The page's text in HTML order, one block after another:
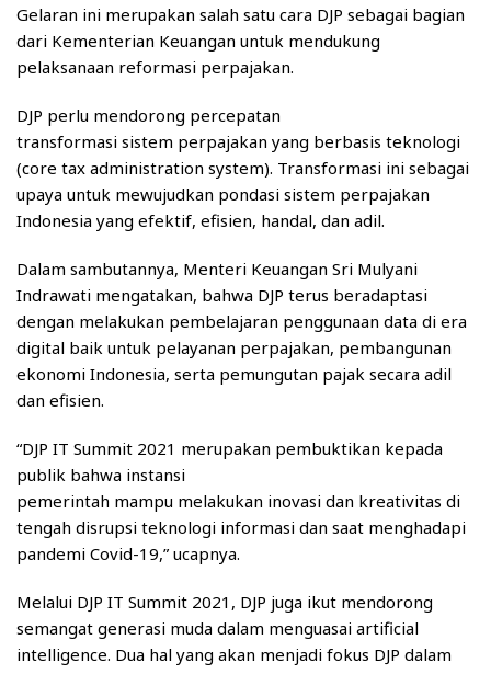
Gelaran ini merupakan salah satu cara DJP sebagai bagian
dari Kementerian Keuangan untuk mendukung
pelaksanaan reformasi perpajakan.
DJP perlu mendorong percepatan
transformasi sistem perpajakan yang berbasis teknologi
(core tax administration system). Transformasi ini sebagai
upaya untuk mewujudkan pondasi sistem perpajakan
Indonesia yang efektif, efisien, handal, dan adil.
Dalam sambutannya, Menteri Keuangan Sri Mulyani
Indrawati mengatakan, bahwa DJP terus beradaptasi
dengan melakukan pembelajaran penggunaan data di era
digital baik untuk pelayanan perpajakan, pembangunan
ekonomi Indonesia, serta pemungutan pajak secara adil
dan efisien.
“DJP IT Summit 2021 merupakan pembuktikan kepada
publik bahwa instansi
pemerintah mampu melakukan inovasi dan kreativitas di
tengah disrupsi teknologi informasi dan saat menghadapi
pandemi Covid-19,” ucapnya.
Melalui DJP IT Summit 2021, DJP juga ikut mendorong
semangat generasi muda dalam menguasai artificial
intelligence. Dua hal yang akan menjadi fokus DJP dalam